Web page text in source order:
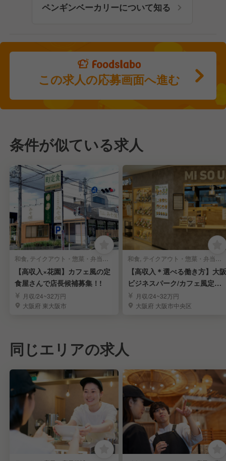
ペンギンベーカリーについて知る
この求人の応募画面へ進む
条件が似ている求人
和食, テイクアウト・惣菜・弁当屋 | 店長・店長候補
【高収入×花園】カフェ風の定
食屋さんで店長候補募集！!
月収/24~32万円
大阪府 東大阪市
和食, テイクアウト・惣菜・弁当屋 | 店長・店長候補
【高収入＊選べる働き方】大阪
ビジネスパーク/カフェ風定食
屋さんの店長候補
月収/24~32万円
大阪府 大阪市中央区
同じエリアの求人